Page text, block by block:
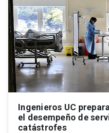
Ingenieros UC
el desempeño de
catástrofes